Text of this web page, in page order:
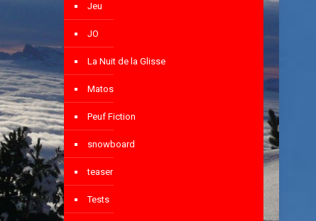
Jeu
JO
La Nuit de la Glisse
Matos
Peuf Fiction
snowboard
teaser
Tests